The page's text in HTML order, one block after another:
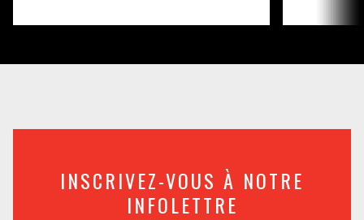
INSCRIVEZ-VOUS À NOTRE
INFOLETTRE